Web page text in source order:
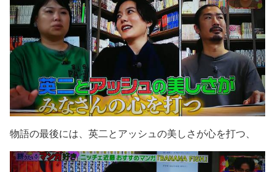
物語の最後には、英二とアッシュの美しさが心を打つ、